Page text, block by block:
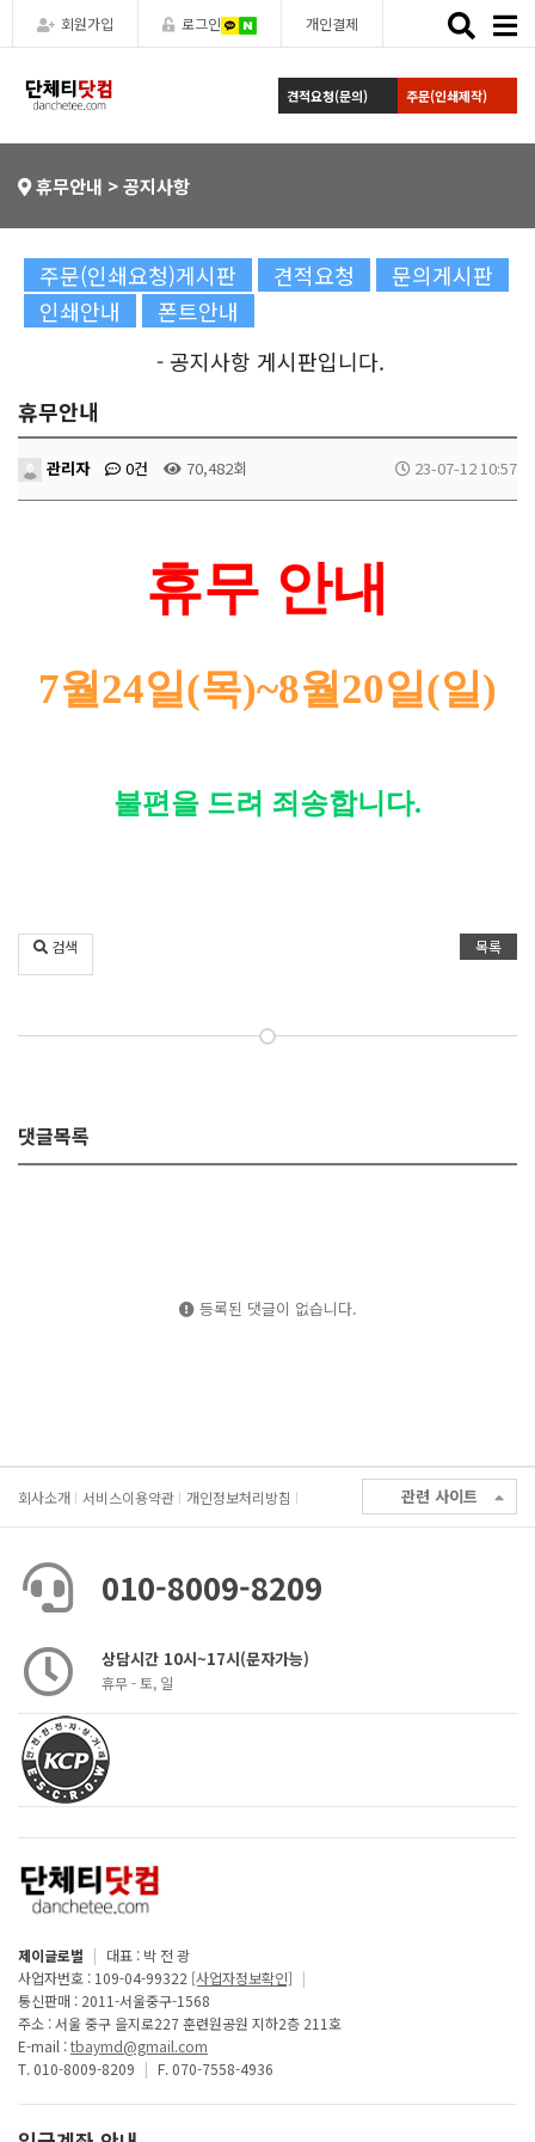
회원가입 로그인 개인결제
Toggle
견적요청(문의) 주문(인쇄제작)
휴무안내 > 공지사항
주문(인쇄요청)게시판 견적요청
문의게시판
인쇄안내
폰트안내
- 공지사항 게시판입니다.
휴무안내
관리자 0건 70,482회 23-07-12 10:57
휴무 안내
7월24일(목)~8월20일(일)
불편을 드려 죄송합니다.
검색 목록
댓글목록
등록된 댓글이 없습니다.
회사소개 서비스이용약관 개인정보처리방침 관련 사이트
010-8009-8209
상담시간 10시~17시(문자가능)
휴무 - 토, 일
제이글로벌 | 대표 : 박 전 광
사업자번호 : 109-04-99322 [사업자정보확인] |
통신판매 : 2011-서울중구-1568
주소 : 서울 중구 을지로227 훈련원공원 지하2층 211호
E-mail :tbaymd@gmail.com
T. 010-8009-8209 | F. 070-7558-4936